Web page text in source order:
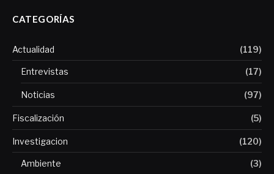
CATEGORÍAS
Actualidad (119)
Entrevistas (17)
Noticias (97)
Fiscalización (5)
Investigacion (120)
Ambiente (3)